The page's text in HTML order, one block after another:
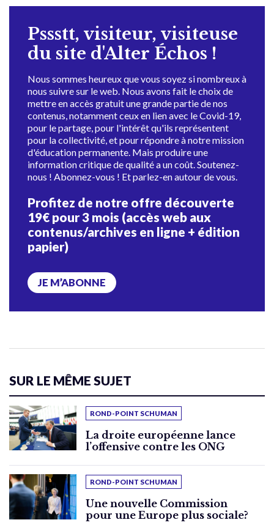
Pssstt, visiteur, visiteuse
du site d'Alter Échos !
Nous sommes heureux que vous soyez si nombreux à
nous suivre sur le web. Nous avons fait le choix de
mettre en accès gratuit une grande partie de nos
contenus, notamment ceux en lien avec le Covid-19,
pour le partage, pour l'intérêt qu'ils représentent
pour la collectivité, et pour répondre à notre mission
d'éducation permanente. Mais produire une
information critique de qualité a un coût. Soutenez-
nous ! Abonnez-vous ! Et parlez-en autour de vous.
Profitez de notre offre découverte
19€ pour 3 mois (accès web aux
contenus/archives en ligne + édition
papier)
JE M’ABONNE
SUR LE MÊME SUJET
ROND-POINT SCHUMAN
La droite européenne lance
l’offensive contre les ONG
ROND-POINT SCHUMAN
Une nouvelle Commission
pour une Europe plus sociale?